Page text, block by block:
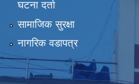
घटना दर्ता
सामाजिक सुरक्षा
नागरिक वडापत्र